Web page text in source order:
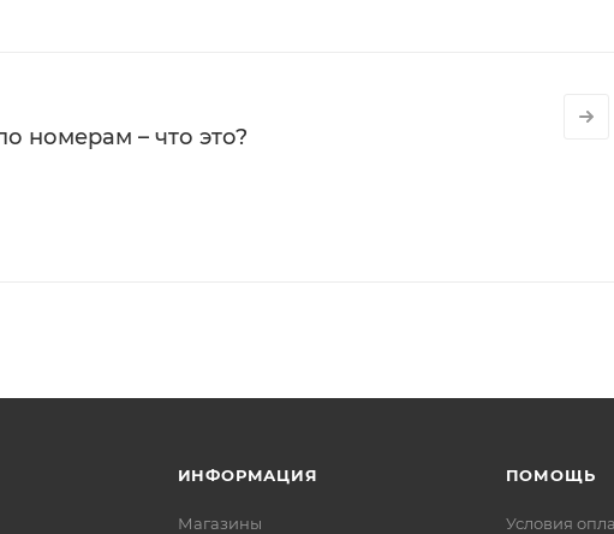
номерам – что это?
ИНФОРМАЦИЯ
Магазины
ПОМОЩЬ
Условия